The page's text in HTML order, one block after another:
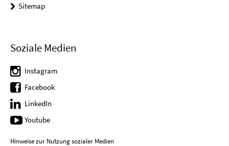
Sitemap
Soziale Medien
Instagram
Facebook
LinkedIn
Youtube
Hinweise zur Nutzung sozialer Medien